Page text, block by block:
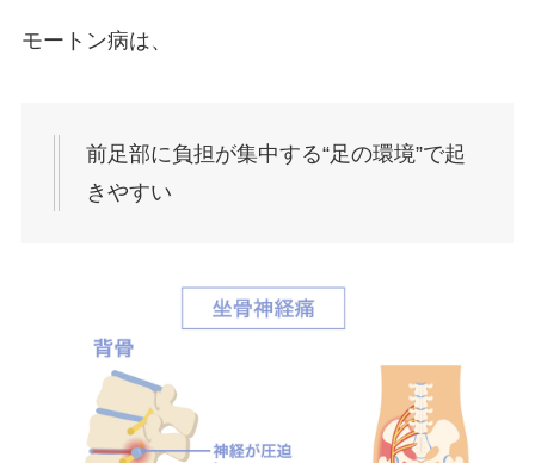
モートン病は、
前足部に負担が集中する“足の環境”で起
きやすい